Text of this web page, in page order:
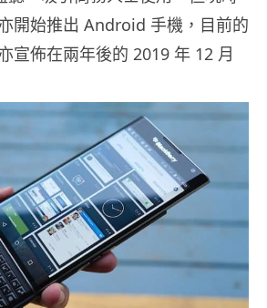
開始推出 Android 手機，目前的
宣佈在兩年後的 2019 年 12 月